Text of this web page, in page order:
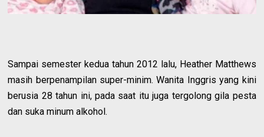
Sampai semester kedua tahun 2012 lalu, Heather Matthews
masih berpenampilan super-minim. Wanita Inggris yang kini
berusia 28 tahun ini, pada saat itu juga tergolong gila pesta
dan suka minum alkohol.